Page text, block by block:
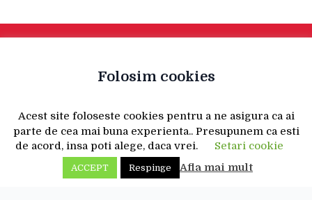
Folosim cookies
Acest site foloseste cookies pentru a ne asigura ca ai
parte de cea mai buna experienta.. Presupunem ca esti
de acord, insa poti alege, daca vrei.
Setari cookie
ACCEPT Respinge Afla mai mult